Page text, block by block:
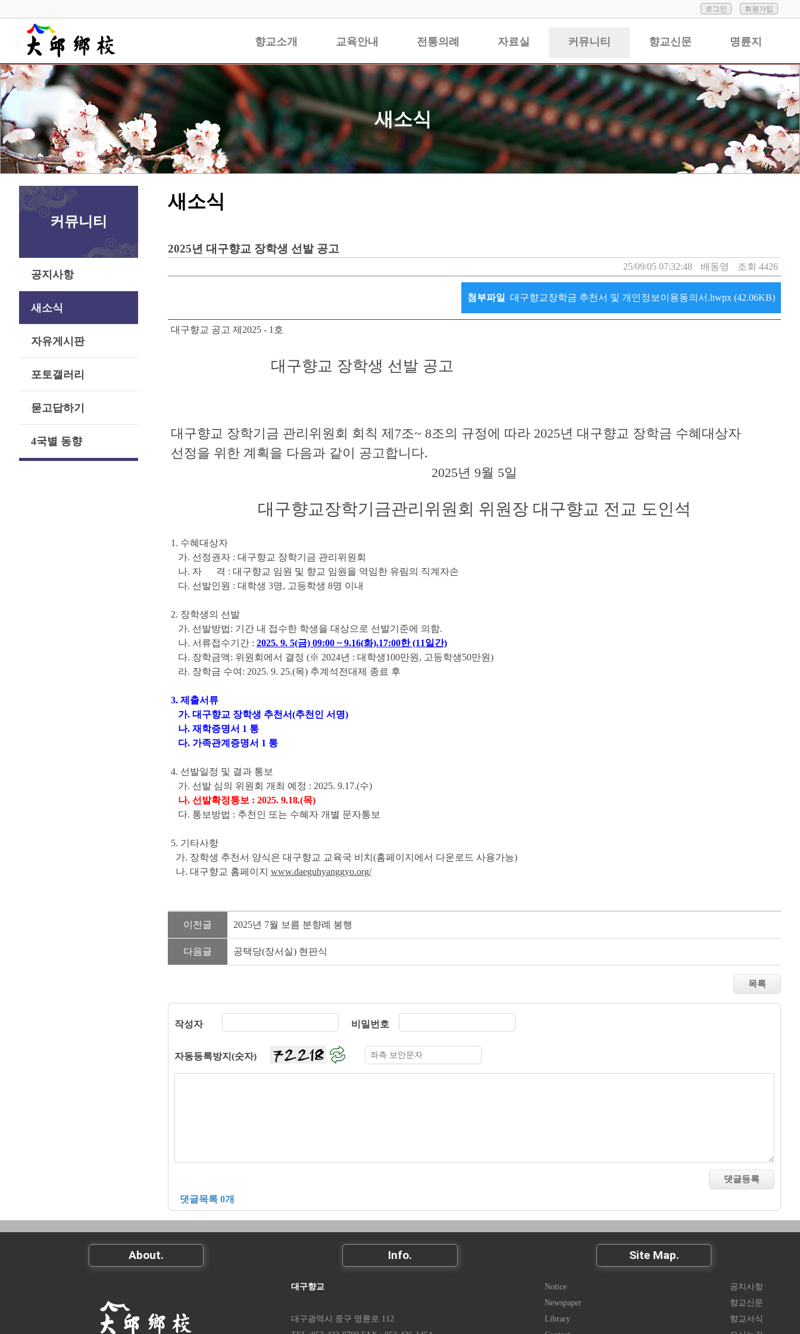
로그인 회원가입
향교소개 교육안내 전통의례 자료실 커뮤니티 향교신문 명륜지
새소식
커뮤니티
공지사항
새소식
자유게시판
포토갤러리
묻고답하기
4국별 동향
새소식
2025년 대구향교 장학생 선발 공고
25/09/05 07:32:48 배동영 조회 4426
첨부파일 대구향교장학금 추천서 및 개인정보이용동의서.hwpx (42.06KB)
대구향교 공고 제2025 - 1호
대구향교 장학생 선발 공고
대구향교 장학기금 관리위원회 회칙 제7조~ 8조의 규정에 따라 2025년 대구향교 장학금 수혜대상자
선정을 위한 계획을 다음과 같이 공고합니다.
2025년 9월 5일
대구향교장학기금관리위원회 위원장 대구향교 전교 도인석
1. 수혜대상자
가. 선정권자 : 대구향교 장학기금 관리위원회
나. 자 격 : 대구향교 임원 및 향교 임원을 역임한 유림의 직계자손
다. 선발인원 : 대학생 3명, 고등학생 8명 이내
2. 장학생의 선발
가. 선발방법: 기간 내 접수한 학생을 대상으로 선발기준에 의함.
나. 서류접수기간 : 2025. 9. 5(금) 09:00 ~ 9.16(화).17:00한 (11일간)
다. 장학금액: 위원회에서 결정 (※ 2024년 : 대학생100만원, 고등학생50만원)
라. 장학금 수여: 2025. 9. 25.(목) 추계석전대제 종료 후
3. 제출서류
가. 대구향교 장학생 추천서(추천인 서명)
나. 재학증명서 1 통
다. 가족관계증명서 1 통
4. 선발일정 및 결과 통보
가. 선발 심의 위원회 개최 예정 : 2025. 9.17.(수)
나. 선발확정통보 : 2025. 9.18.(목)
다. 통보방법 : 추천인 또는 수혜자 개별 문자통보
5. 기타사항
가. 장학생 추천서 양식은 대구향교 교육국 비치(홈페이지에서 다운로드 사용가능)
나. 대구향교 홈페이지 www.daeguhyanggyo.org/
이전글 2025년 7월 보름 분향례 봉행
다음글 공택당(장서실) 현판식
작성자 비밀번호
자동등록방지(숫자)
댓글목록 0개
About. Info.
대구향교
대구광역시 중구 명륜로 112
Site Map.
Notice
공지사항
Newspaper
향교신문
Library
향교서식